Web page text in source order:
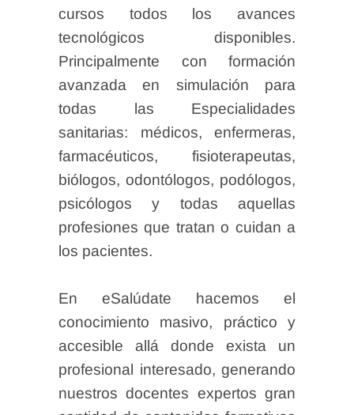
cursos todos los avances
tecnológicos disponibles.
Principalmente con formación
avanzada en simulación para
todas las Especialidades
sanitarias: médicos, enfermeras,
farmacéuticos, fisioterapeutas,
biólogos, odontólogos, podólogos,
psicólogos y todas aquellas
profesiones que tratan o cuidan a
los pacientes.
En eSalúdate hacemos el
conocimiento masivo, práctico y
accesible allá donde exista un
profesional interesado, generando
nuestros docentes expertos gran